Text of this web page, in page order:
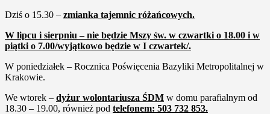
Dziś o 15.30 – zmianka tajemnic różańcowych.
W lipcu i sierpniu – nie będzie Mszy św. w czwartki o 18.00 i w
piątki o 7.00/wyjątkowo będzie w I czwartek/.
W poniedziałek – Rocznica Poświęcenia Bazyliki Metropolitalnej w
Krakowie.
We wtorek – dyżur wolontariusza ŚDM w domu parafialnym od
18.30 – 19.00, również pod telefonem: 503 732 853.